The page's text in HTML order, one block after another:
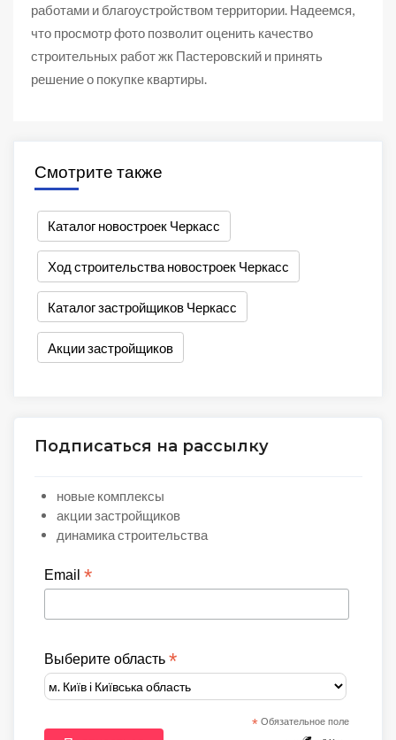
работами и благоустройством территории. Надеемся,
что просмотр фото позволит оценить качество
строительных работ жк Пастеровский и принять
решение о покупке квартиры.
Смотрите также
Каталог новостроек Черкасс
Ход строительства новостроек Черкасс
Каталог застройщиков Черкасс
Акции застройщиков
Подписаться на рассылку
новые комплексы
акции застройщиков
динамика строительства
Email *
Выберите область *
* Обязательное поле